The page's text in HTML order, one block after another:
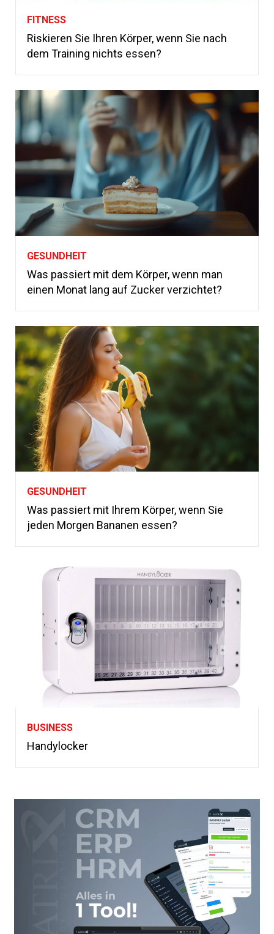
FITNESS
Riskieren Sie Ihren Körper, wenn Sie nach
dem Training nichts essen?
GESUNDHEIT
Was passiert mit dem Körper, wenn man
einen Monat lang auf Zucker verzichtet?
GESUNDHEIT
Was passiert mit Ihrem Körper, wenn Sie
jeden Morgen Bananen essen?
BUSINESS
Handylocker